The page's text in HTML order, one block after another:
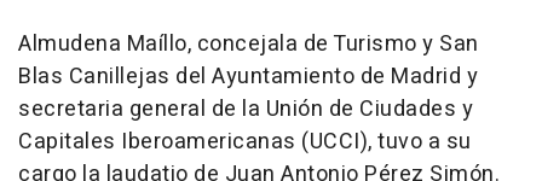
Almudena Maíllo, concejala de Turismo y San
Blas Canillejas del Ayuntamiento de Madrid y
secretaria general de la Unión de Ciudades y
Capitales Iberoamericanas (UCCI), tuvo a su